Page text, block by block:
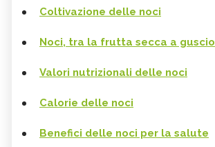
Coltivazione delle noci
Noci, tra la frutta secca a guscio
Valori nutrizionali delle noci
Calorie delle noci
Benefici delle noci per la salute